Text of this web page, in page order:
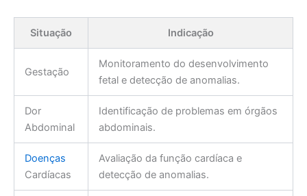
Situação Indicação
Gestação
Monitoramento do desenvolvimento
fetal e detecção de anomalias.
Dor
Abdominal
Identificação de problemas em órgãos
abdominais.
Doenças
Cardíacas
Avaliação da função cardíaca e
detecção de anomalias.